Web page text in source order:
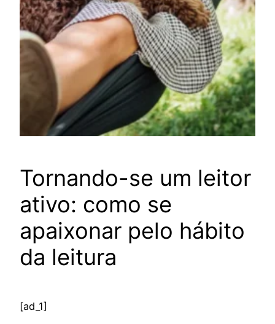
Tornando-se um leitor
ativo: como se
apaixonar pelo hábito
da leitura
[ad_1]